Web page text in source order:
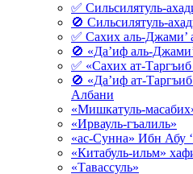
✅ Сильсилятуль-
🚫 Сильсилятуль-
✅ Сахих аль-Джами’
🚫 «Да’иф аль-
✅ «Сахих ат-Таргъиб
🚫 «Да’иф ат-
Албани
«Мишкатуль-
«Ирвауль-гъалиль»
«ас-Сунна» Ибн Абу
«Китабуль-ильм»
«Тавассуль»